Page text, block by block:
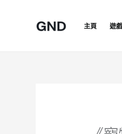
主頁 遊